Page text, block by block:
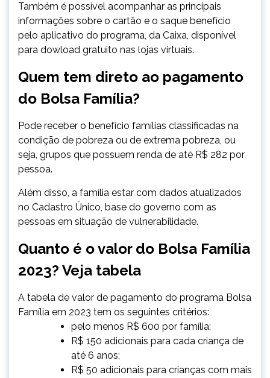
Também é possível acompanhar as principais
informações sobre o cartão e o saque benefício
pelo aplicativo do programa, da Caixa, disponível
para dowload gratuito nas lojas virtuais.
Quem tem direto ao pagamento
do Bolsa Família?
Pode receber o benefício famílias classificadas na
condição de pobreza ou de extrema pobreza, ou
seja, grupos que possuem renda de até R$ 282 por
pessoa.
Além disso, a família estar com dados atualizados
no Cadastro Único, base do governo com as
pessoas em situação de vulnerabilidade.
Quanto é o valor do Bolsa Família
2023? Veja tabela
A tabela de valor de pagamento do programa Bolsa
Família em 2023 tem os seguintes critérios:
pelo menos R$ 600 por família;
R$ 150 adicionais para cada criança de
até 6 anos;
R$ 50 adicionais para crianças com mais